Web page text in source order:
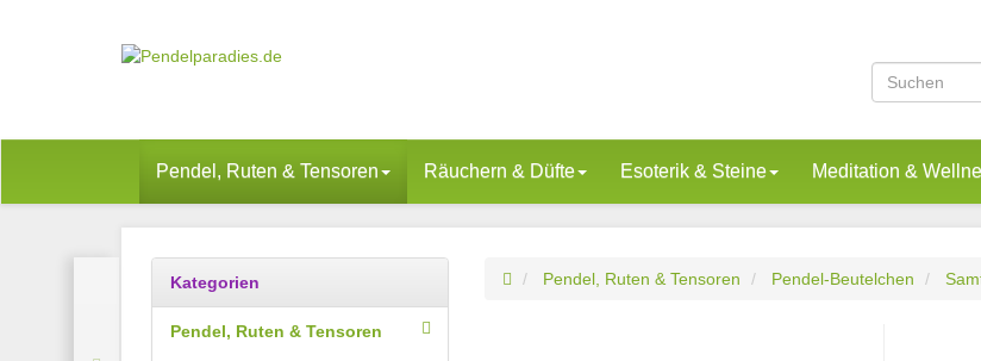
Pendel, Ruten & Tensoren Räuchern & Düfte Esoterik & Steine Meditation &
Pendel, Ruten & Tensoren Pendel-Beutelchen
Kategorien
Pendel, Ruten & Tensoren